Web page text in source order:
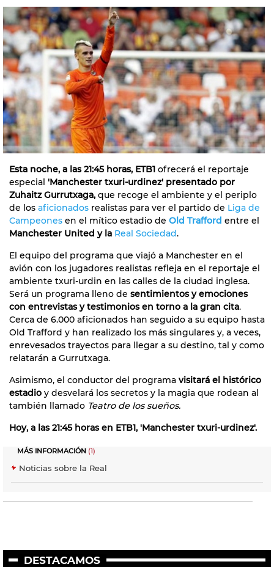
Esta noche, a las 21:45 horas, ETB1 ofrecerá el reportaje
especial 'Manchester txuri-urdinez' presentado por
Zuhaitz Gurrutxaga, que recoge el ambiente y el periplo
de los aficionados realistas para ver el partido de Liga de
Campeones en el mítico estadio de Old Trafford entre el
Manchester United y la Real Sociedad.
El equipo del programa que viajó a Manchester en el
avión con los jugadores realistas refleja en el reportaje el
ambiente txuri-urdin en las calles de la ciudad inglesa.
Será un programa lleno de sentimientos y emociones
con entrevistas y testimonios en torno a la gran cita.
Cerca de 6.000 aficionados han seguido a su equipo hasta
Old Trafford y han realizado los más singulares y, a veces,
enrevesados trayectos para llegar a su destino, tal y como
relatarán a Gurrutxaga.
Asimismo, el conductor del programa visitará el histórico
estadio y desvelará los secretos y la magia que rodean al
también llamado Teatro de los sueños.
Hoy, a las 21:45 horas en ETB1, 'Manchester txuri-urdinez'.
MÁS INFORMACIÓN (1)
Noticias sobre la Real
DESTACAMOS